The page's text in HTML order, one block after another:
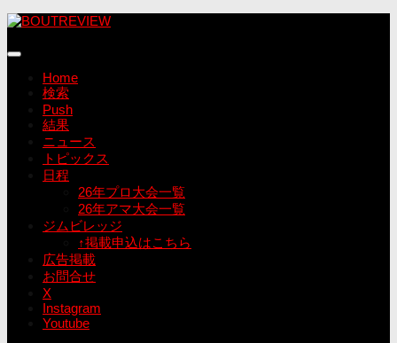
コ
テ
Home
検索
Push
結果
ニュース
トピックス
日程
26年プロ大会一覧
26年アマ大会一覧
ジムビレッジ
↑掲載申込はこちら
広告掲載
お問合せ
X
Instagram
Youtube